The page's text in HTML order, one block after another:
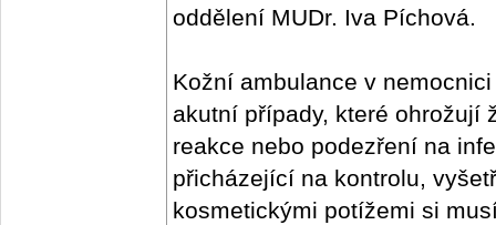
oddělení MUDr. Iva Píchová.
Kožní ambulance v
akutní případy, které ohrožují
reakce nebo podezření na
přicházející na kontrolu,
kosmetickými potížemi si